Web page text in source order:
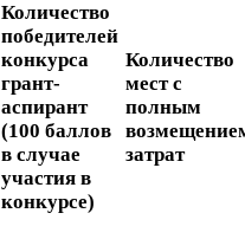
Количество
победителей
конкурса
грант-​
аспирант
(100 баллов
в случае
участия в
конкурсе)
Количество
мест с
полным
затрат